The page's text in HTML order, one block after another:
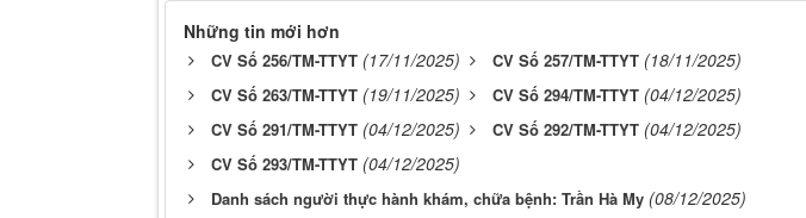
Những tin mới hơn
CV Số 256/TM-TTYT (17/11/2025) CV Số 257/TM-TTYT (18/11/2025)
CV Số 263/TM-TTYT (19/11/2025) CV Số 294/TM-TTYT (04/12/2025)
CV Số 291/TM-TTYT (04/12/2025) CV Số 292/TM-TTYT (04/12/2025)
CV Số 293/TM-TTYT (04/12/2025)
Danh sách người thực hành khám, chữa bệnh: Trần Hà My (08/12/2025)